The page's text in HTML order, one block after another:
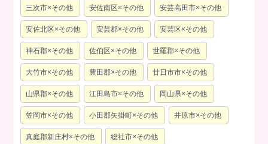
三次市×その他 安佐南区×その他 安芸高田市×その他
安佐北区×その他 安芸郡×その他 安芸区×その他
神石郡×その他 佐伯区×その他 世羅郡×その他
大竹市×その他 豊田郡×その他 廿日市市×その他
山県郡×その他 江田島市×その他 岡山県×その他
笠岡市×その他 小田郡矢掛町×その他 井原市×その他
真庭郡新庄村×その他 総社市×その他